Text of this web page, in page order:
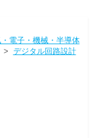
・電子・機械・半導体
> デジタル回路設計